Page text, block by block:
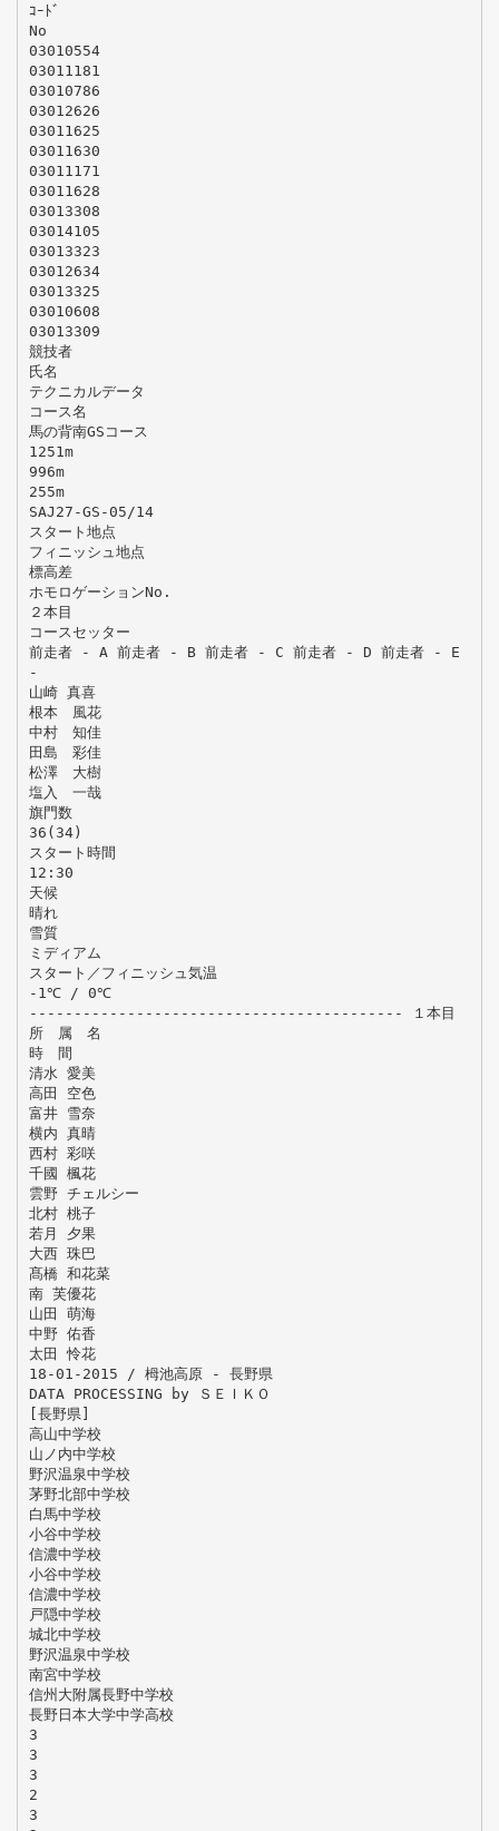
ｺｰﾄﾞ
No
03010554
03011181
03010786
03012626
03011625
03011630
03011171
03011628
03013308
03014105
03013323
03012634
03013325
03010608
03013309
競技者
氏名
テクニカルデータ
コース名
馬の背南GSコース
1251m
996m
255m
SAJ27-GS-05/14
スタート地点
フィニッシュ地点
標高差
ホモロゲーションNo.
２本目
コースセッター
前走者 - A 前走者 - B 前走者 - C 前走者 - D 前走者 - E
-
山崎 真喜
根本 風花
中村 知佳
田島 彩佳
松澤 大樹
塩入 一哉
旗門数
36(34)
スタート時間
12:30
天候
晴れ
雪質
ミディアム
スタート／フィニッシュ気温
-1℃ / 0℃
------------------------------------------ １本目
所 属 名
時 間
清水 愛美
高田 空色
富井 雪奈
横内 真晴
西村 彩咲
千國 楓花
雲野 チェルシー
北村 桃子
若月 夕果
大西 珠巴
髙橋 和花菜
南 芙優花
山田 萌海
中野 佑香
太田 怜花
18-01-2015 / 栂池高原 - 長野県
DATA PROCESSING by ＳＥＩＫＯ
[長野県]
高山中学校
山ノ内中学校
野沢温泉中学校
茅野北部中学校
白馬中学校
小谷中学校
信濃中学校
小谷中学校
信濃中学校
戸隠中学校
城北中学校
野沢温泉中学校
南宮中学校
信州大附属長野中学校
長野日本大学中学高校
3
3
3
2
3